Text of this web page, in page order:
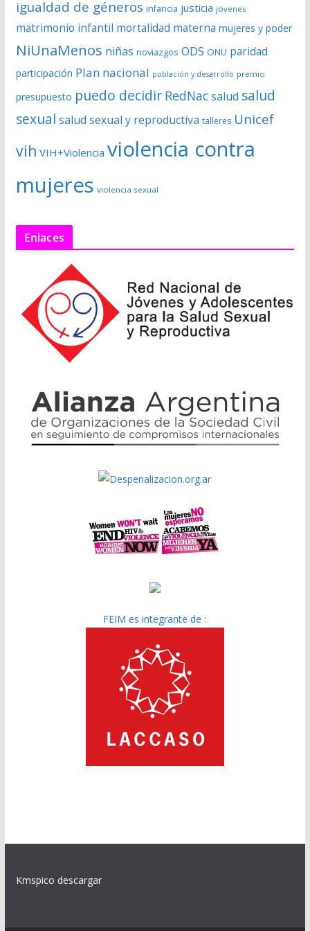
igualdad de géneros infancia justicia jóvenes
matrimonio infantil mortalidad materna mujeres y poder
NiUnaMenos niñas noviazgos ODS ONU paridad
participación Plan nacional población y desarrollo premio
presupuesto puedo decidir RedNacsalud salud
sexual salud sexual y reproductiva talleres Unicef
vih VIH+Violencia violencia contra
mujeres violencia sexual
Enlaces
FEIM es integrante de :
Kmspico descargar